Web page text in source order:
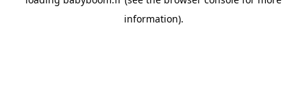
information).